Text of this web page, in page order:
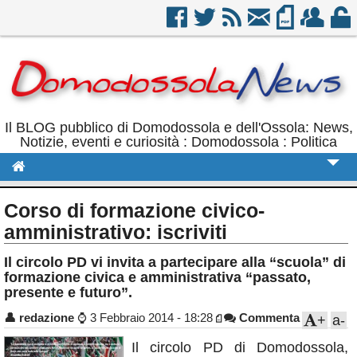
Il BLOG pubblico di Domodossola e dell'Ossola: News,
Notizie, eventi e curiosità : Domodossola : Politica
Politica
Sport
Eventi
Rubriche
Calendario
Corso di formazione civico-
amministrativo: iscriviti
Il circolo PD vi invita a partecipare alla “scuola” di
formazione civica e amministrativa “passato,
presente e futuro”.
👤 redazione ⌚ 3 Febbraio 2014 - 18:28 Commenta a-
+
Il circolo PD di Domodossola,